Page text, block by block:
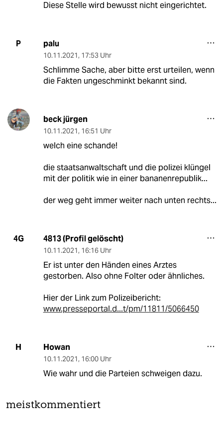
Diese Stelle wird bewusst nicht eingerichtet.
P palu
10.11.2021, 17:53 Uhr
Schlimme Sache, aber bitte erst urteilen, wenn
die Fakten ungeschminkt bekannt sind.
beck jürgen
10.11.2021, 16:51 Uhr
welch eine schande!
die staatsanwaltschaft und die polizei klüngel
mit der politik wie in einer bananenrepublik...
der weg geht immer weiter nach unten rechts...
4G 4813 (Profil gelöscht)
10.11.2021, 16:16 Uhr
Er ist unter den Händen eines Arztes
gestorben. Also ohne Folter oder ähnliches.
Hier der Link zum Polizeibericht:
www.presseportal.d...t/pm/11811/5066450
H Howan
10.11.2021, 16:00 Uhr
Wie wahr und die Parteien schweigen dazu.
meistkommentiert